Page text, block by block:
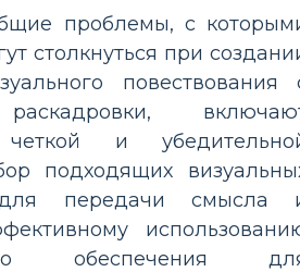
проблемы, с
столкнуться при
повествования
четкой и
подходящих
для передачи смысла
обеспечения